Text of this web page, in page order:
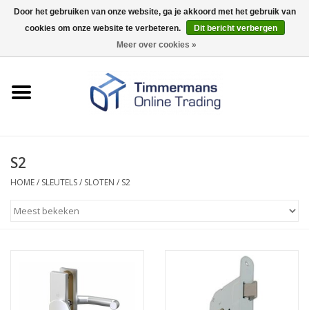
0 Artikelen - €0,00
Merken
S2
HOME/ SLEUTELS / SLOTEN / S2
Door het gebruiken van onze website, ga je akkoord met het gebruik van
cookies om onze website te verbeteren.
Dit bericht verbergen
Meer over cookies »